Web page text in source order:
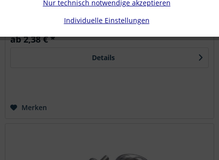
Festigkeit, Korrosionsbeständigkeit und vielseitige
sind aus rostfreiem...
ab 2,38 € *
Details
Merken
Individuelle Einstellungen
Nur technisch notwendige akzeptieren